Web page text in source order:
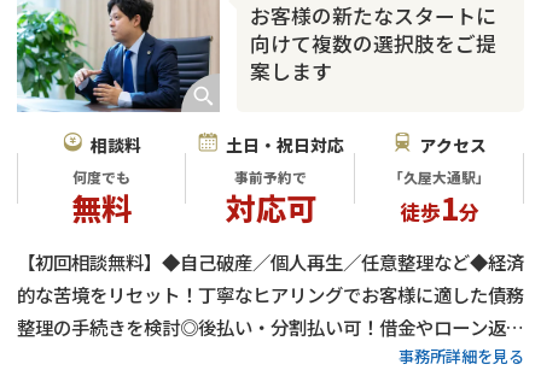
お客様の新たなスタートに
向けて複数の選択肢をご提
案します
相談料
何度でも
無料
土日・祝日対応
事前予約で
対応可
アクセス
「久屋大通駅」
徒歩1分
【初回相談無料】◆自己破産／個人再生／任意整理など◆経済
的な苦境をリセット！丁寧なヒアリングでお客様に適した債務
整理の手続きを検討◎後払い・分割払い可！借金やローン返済
でお悩みの方はご相談ください≪事前のご予約で夜間・土日祝
事務所詳細を見る